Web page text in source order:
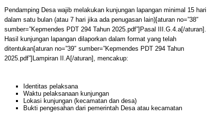
Pendamping Desa wajib melakukan kunjungan lapangan minimal 15 hari
dalam satu bulan (atau 7 hari jika ada penugasan lain)[aturan no=”38″
sumber=”Kepmendes PDT 294 Tahun 2025.pdf”]Pasal III.G.4.a[/aturan].
Hasil kunjungan lapangan dilaporkan dalam format yang telah
ditentukan[aturan no=”39″ sumber=”Kepmendes PDT 294 Tahun
2025.pdf”]Lampiran II.A[/aturan], mencakup:
Identitas pelaksana
Waktu pelaksanaan kunjungan
Lokasi kunjungan (kecamatan dan desa)
Bukti pengesahan dari pemerintah Desa atau kecamatan